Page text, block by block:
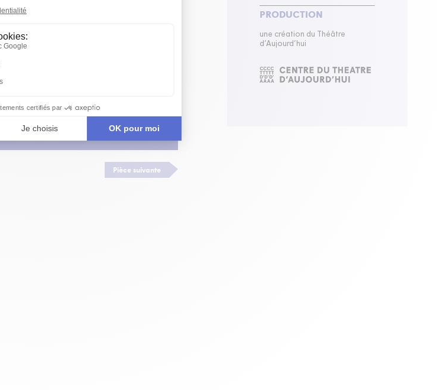
CETTE PAGE
Pièce suivante
PRODUCTION
une création du Théâtre
d’Aujourd’hui